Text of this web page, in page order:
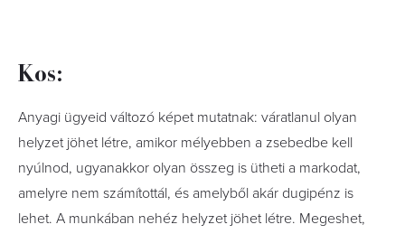
Kos:
Anyagi ügyeid változó képet mutatnak: váratlanul olyan
helyzet jöhet létre, amikor mélyebben a zsebedbe kell
nyúlnod, ugyanakkor olyan összeg is ütheti a markodat,
amelyre nem számítottál, és amelyből akár dugipénz is
lehet. A munkában nehéz helyzet jöhet létre. Megeshet,